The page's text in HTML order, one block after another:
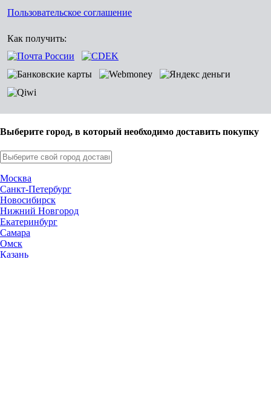
Пользовательское соглашение
Как получить:
Выберите город, в который необходимо доставить покупку
Москва
Санкт-Петербург
Новосибирск
Нижний Новгород
Екатеринбург
Самара
Омск
Казань